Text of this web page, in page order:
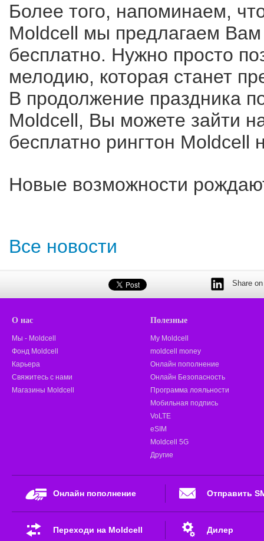
Более того, напоминаем,
Moldcell мы предлагаем
бесплатно. Нужно просто
мелодию, которая станет
В продолжение праздника
Moldcell, Вы можете зайти
бесплатно рингтон
Новые возможности
Все новости
Share
О нас
Мы - Moldcell
Фонд Moldcell
Карьера
Свяжитесь с нами
Магазины Moldcell
Полезные
My Moldcell
moldcell money
Онлайн пополнение
Онлайн Безопасность
Программа лояльности
Мобильная подпись
VoLTE
eSIM
Moldcell 5G
Другие
Онлайн пополнение Отправить
Переходи на Moldcell Дилер